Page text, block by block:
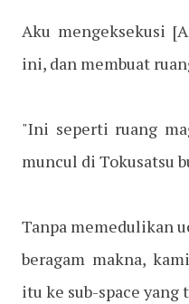
Aku mengeksekusi
ini, dan membuat
"Ini seperti ruang
muncul di Tokusatsu
Tanpa memedulikan
beragam makna,
itu ke sub-space yang